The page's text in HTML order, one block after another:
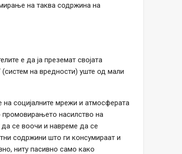
на таква содржина на
е да ја преземат својата
на вредности) уште од мали
социјалните мрежи и атмосферата
промовирањето насилство на
се воочи и навреме да се
содржини што ги консумираат и
ниту пасивно само како